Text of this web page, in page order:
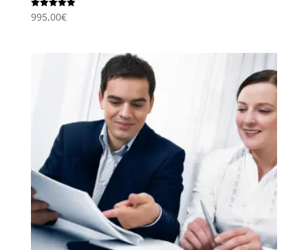
Valorado
con
995,00€